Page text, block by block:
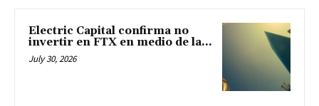
Electric Capital confirma no
invertir en FTX en medio de la...
July 30, 2026